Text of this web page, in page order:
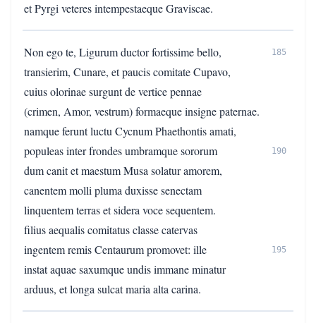
et Pyrgi veteres intempestaeque Graviscae.
Non ego te, Ligurum ductor fortissime bello, 185
transierim, Cunare, et paucis comitate Cupavo,
cuius olorinae surgunt de vertice pennae
(crimen, Amor, vestrum) formaeque insigne paternae.
namque ferunt luctu Cycnum Phaethontis amati,
populeas inter frondes umbramque sororum
190
dum canit et maestum Musa solatur amorem,
canentem molli pluma duxisse senectam
linquentem terras et sidera voce sequentem.
filius aequalis comitatus classe catervas
ingentem remis Centaurum promovet: ille
195
instat aquae saxumque undis immane minatur
arduus, et longa sulcat maria alta carina.